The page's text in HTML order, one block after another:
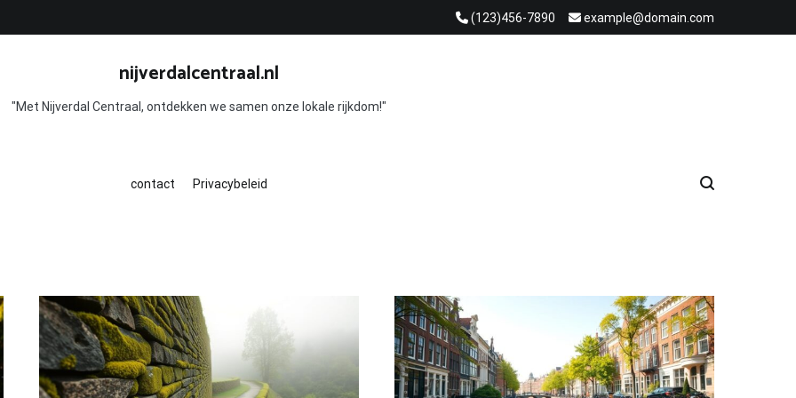
(123)456-7890 example@domain.com
nijverdalcentraal.nl
"Met Nijverdal Centraal, ontdekken we samen onze lokale rijkdom!"
contact Privacybeleid